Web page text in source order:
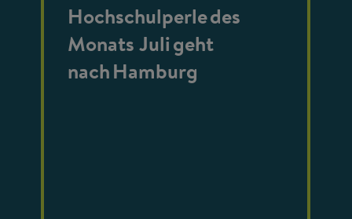
Hochschulperle des
Monats Juli geht
nach Hamburg